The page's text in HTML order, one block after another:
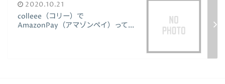
2020.10.21
colleee（コリー）で
AmazonPay（アマゾンペイ）って...